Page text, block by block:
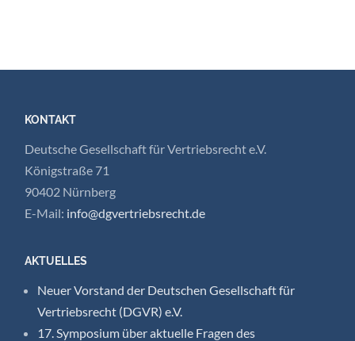
KONTAKT
Deutsche Gesellschaft für Vertriebsrecht e.V.
Königstraße 71
90402 Nürnberg
E-Mail: info@dgvertriebsrecht.de
AKTUELLES
Neuer Vorstand der Deutschen Gesellschaft für
Vertriebsrecht (DGVR) e.V.
17. Symposium über aktuelle Fragen des